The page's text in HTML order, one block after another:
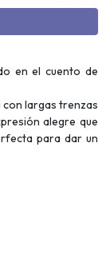
en el cuento de
con largas trenzas
alegre que
para dar un